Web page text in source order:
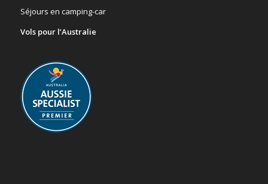
Séjours en camping-car
Vols pour l’Australie